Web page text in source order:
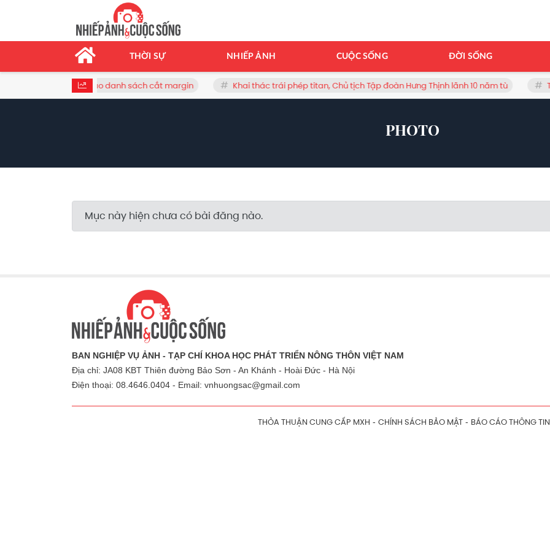
THỜI SỰ NHIẾP ẢNH CUỘC SỐNG ĐỜI SỐNG
cổ phiếu “hot” rơi vào danh sách cắt margin Khai thác trái phép titan, Chủ tịch Tập đoàn Hưng Thịnh lãnh 10 năm tù
PHOTO
Mục này hiện chưa có bài đăng nào.
BAN NGHIỆP VỤ ẢNH - TẠP CHÍ KHOA HỌC PHÁT TRIỂN NÔNG THÔN VIỆT NAM
Địa chỉ: JA08 KBT Thiên đường Bảo Sơn - An Khánh - Hoài Đức - Hà Nội
Điện thoại: 08.4646.0404 - Email: vnhuongsac@gmail.com
THỎA THUẬN CUNG CẤP MXH - CHÍNH SÁCH BẢO MẬT- BÁO CÁO THÔNG